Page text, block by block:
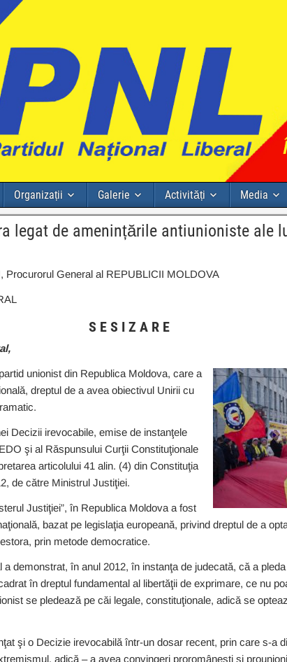
Organizații Galerie Activități Media
legat de amenințările antiunioniste ale
Procurorul General al REPUBLICII MOLDOVA
S E S I Z A R E
unionist din Republica Moldova, care a
dreptul de a avea obiectivul Unirii cu
Decizii irevocabile, emise de instanţele
şi al Răspunsului Curţii Constituţionale
articolului 41 alin. (4) din Constituţia
de către Ministrul Justiţiei.
Justiţiei”, în Republica Moldova a fost
bazat pe legislaţia europeană, privind dreptul de a
prin metode democratice.
a demonstrat, în anul 2012, în instanţa de judecată, că a
în dreptul fundamental al libertăţii de exprimare, ce nu
se pledează pe căi legale, constituţionale, adică se
şi o Decizie irevocabilă într-un dosar recent, prin care s-a
adică – a avea convingeri proromâneşti şi